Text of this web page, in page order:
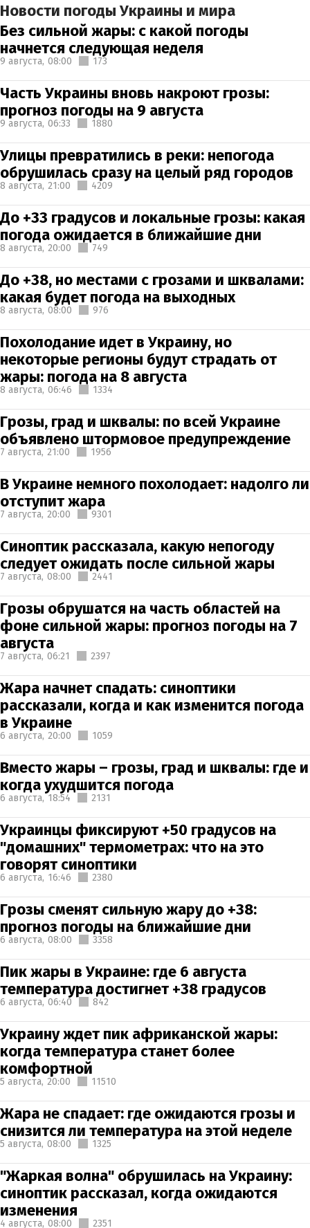
Новости погоды Украины и мира
Без сильной жары: с какой погоды
начнется следующая неделя
9 августа, 08:00 173
Часть Украины вновь накроют грозы:
прогноз погоды на 9 августа
9 августа, 06:33 1880
Улицы превратились в реки: непогода
обрушилась сразу на целый ряд городов
8 августа, 21:00 4209
До +33 градусов и локальные грозы: какая
погода ожидается в ближайшие дни
8 августа, 20:00 749
До +38, но местами с грозами и шквалами:
какая будет погода на выходных
8 августа, 08:00 976
Похолодание идет в Украину, но
некоторые регионы будут страдать от
жары: погода на 8 августа
8 августа, 06:46 1334
Грозы, град и шквалы: по всей Украине
объявлено штормовое предупреждение
7 августа, 21:00 1956
В Украине немного похолодает: надолго ли
отступит жара
7 августа, 20:00 9301
Синоптик рассказала, какую непогоду
следует ожидать после сильной жары
7 августа, 08:00 2441
Грозы обрушатся на часть областей на
фоне сильной жары: прогноз погоды на 7
августа
7 августа, 06:21 2397
Жара начнет спадать: синоптики
рассказали, когда и как изменится погода
в Украине
6 августа, 20:00 1059
Вместо жары – грозы, град и шквалы: где и
когда ухудшится погода
6 августа, 18:54 2131
Украинцы фиксируют +50 градусов на
"домашних" термометрах: что на это
говорят синоптики
6 августа, 16:46 2380
Грозы сменят сильную жару до +38:
прогноз погоды на ближайшие дни
6 августа, 08:00 3358
Пик жары в Украине: где 6 августа
температура достигнет +38 градусов
6 августа, 06:40 842
Украину ждет пик африканской жары:
когда температура станет более
комфортной
5 августа, 20:00 11510
Жара не спадает: где ожидаются грозы и
снизится ли температура на этой неделе
5 августа, 08:00 1325
"Жаркая волна" обрушилась на Украину:
синоптик рассказал, когда ожидаются
изменения
4 августа, 08:00 2351